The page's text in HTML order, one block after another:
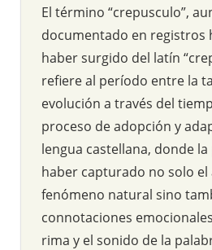
El término “crepusculo”,
documentado en registros
haber surgido del latín
refiere al período entre la
evolución a través del
proceso de adopción y
lengua castellana, donde
haber capturado no solo el
fenómeno natural sino
connotaciones
rima y el sonido de la